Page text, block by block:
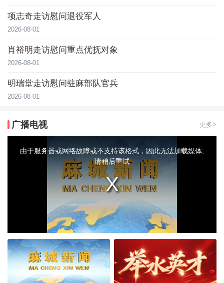
项志奇走访慰问退役军人
2026-08-01
肖裕明走访慰问重点优抚对象
2026-08-01
明瑞堂走访慰问驻麻部队官兵
2026-08-01
广播电视 更多>
modal由于服务器或网络故障或不支持该格式，因此无法加载媒体,
请稍后重试